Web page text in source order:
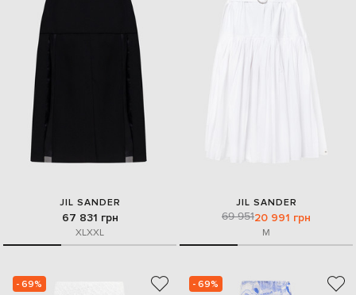
JIL SANDER
67 831 грн
XLXXL
JIL SANDER
69 95120 991 грн
M
- 69% - 69%